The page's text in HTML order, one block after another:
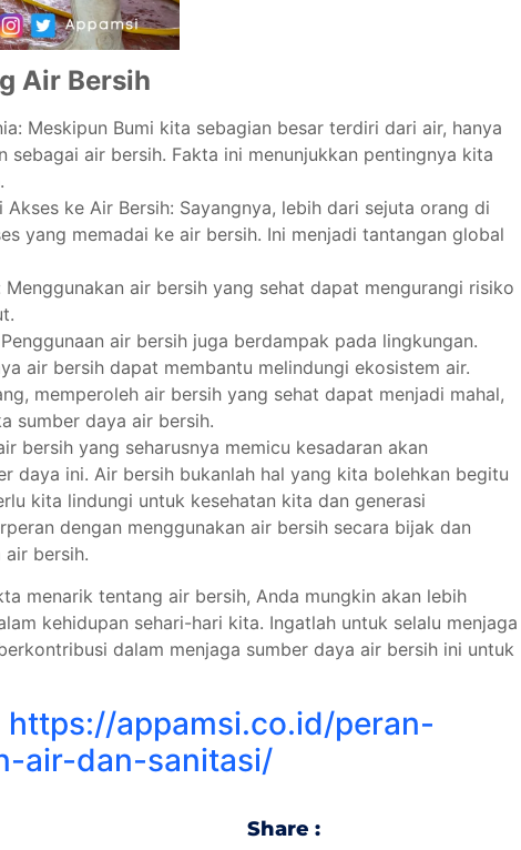
Air Bersih
Meskipun Bumi kita sebagian besar terdiri dari air, hanya
sebagai air bersih. Fakta ini menunjukkan pentingnya kita
ke Air Bersih: Sayangnya, lebih dari sejuta orang di
yang memadai ke air bersih. Ini menjadi tantangan global
air bersih yang sehat dapat mengurangi risiko
air bersih juga berdampak pada lingkungan.
air bersih dapat membantu melindungi ekosistem air.
memperoleh air bersih yang sehat dapat menjadi mahal,
sumber daya air bersih.
bersih yang seharusnya memicu kesadaran akan
daya ini. Air bersih bukanlah hal yang kita bolehkan begitu
kita lindungi untuk kesehatan kita dan generasi
dengan menggunakan air bersih secara bijak dan
air bersih.
menarik tentang air bersih, Anda mungkin akan lebih
kehidupan sehari-hari kita. Ingatlah untuk selalu menjaga
dalam menjaga sumber daya air bersih ini untuk
https://appamsi.co.id/peran-
air-dan-sanitasi/
Share :